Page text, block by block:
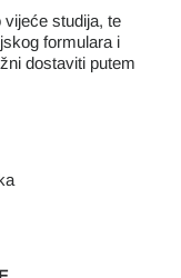
studija, te
formulara i
dostaviti putem